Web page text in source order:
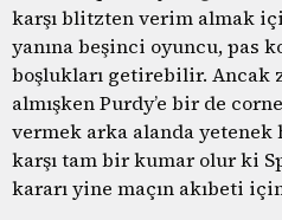
karşı blitzten verim almak
yanına beşinci oyuncu, pas
boşlukları getirebilir. Ancak
almışken Purdy’e bir de
vermek arka alanda yetenek
karşı tam bir kumar olur ki
kararı yine maçın akıbeti